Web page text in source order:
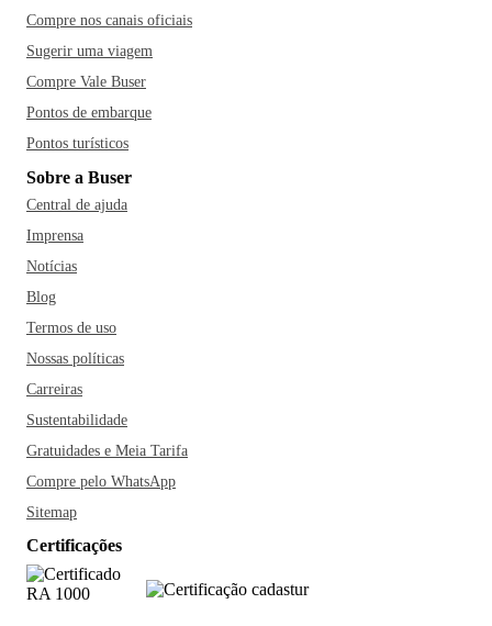
Compre nos canais oficiais
Sugerir uma viagem
Compre Vale Buser
Pontos de embarque
Pontos turísticos
Sobre a Buser
Central de ajuda
Imprensa
Notícias
Blog
Termos de uso
Nossas políticas
Carreiras
Sustentabilidade
Gratuidades e Meia Tarifa
Compre pelo WhatsApp
Sitemap
Certificações